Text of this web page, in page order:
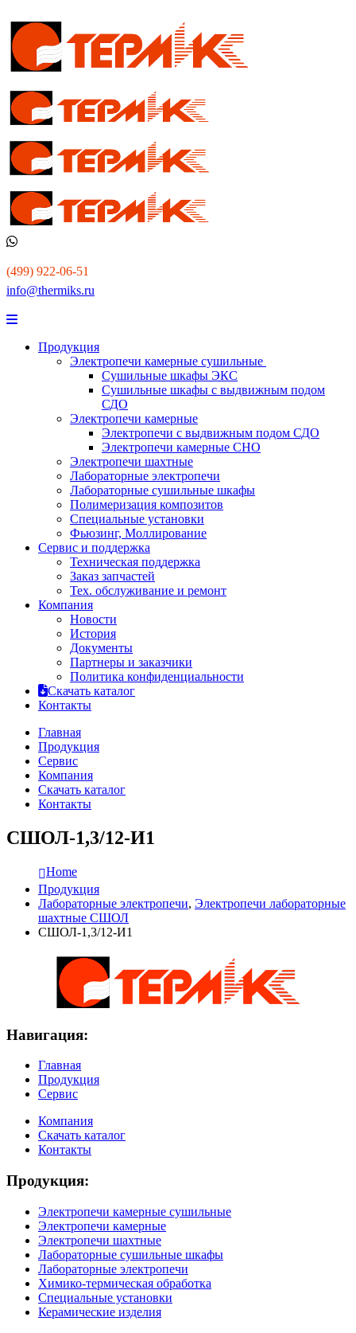
(499) 922-06-51
info@thermiks.ru
Продукция
Электропечи камерные сушильные
Сушильные шкафы ЭКС
Сушильные шкафы с выдвижным подом
СДО
Электропечи камерные
Электропечи с выдвижным подом СДО
Электропечи камерные СНО
Электропечи шахтные
Лабораторные электропечи
Лабораторные сушильные шкафы
Полимеризация композитов
Специальные установки
Фьюзинг, Моллирование
Сервис и поддержка
Техническая поддержка
Заказ запчастей
Тех. обслуживание и ремонт
Компания
Новости
История
Документы
Партнеры и заказчики
Политика конфиденциальности
Скачать каталог
Контакты
Главная
Продукция
Сервис
Компания
Скачать каталог
Контакты
СШОЛ-1,3/12-И1
Home
Продукция
Лабораторные электропечи, Электропечи лабораторные
шахтные СШОЛ
СШОЛ-1,3/12-И1
Навигация:
Главная
Продукция
Сервис
Компания
Скачать каталог
Контакты
Продукция:
Электропечи камерные сушильные
Электропечи камерные
Электропечи шахтные
Лабораторные сушильные шкафы
Лабораторные электропечи
Химико-термическая обработка
Специальные установки
Керамические изделия